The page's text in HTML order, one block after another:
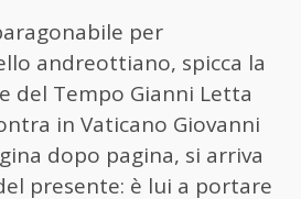
per
andreottiano, spicca la
Tempo Gianni Letta
in Vaticano Giovanni
dopo pagina, si arriva
presente: è lui a portare